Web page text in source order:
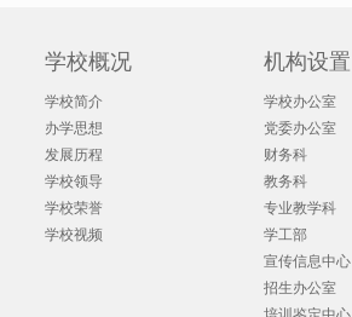
学校概况
学校简介
办学思想
发展历程
学校领导
学校荣誉
学校视频
机构设置
学校办公室
党委办公室
财务科
教务科
专业教学科
学工部
宣传信息中心
招生办公室